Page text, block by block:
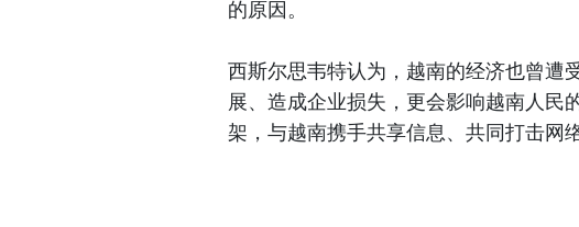
的原因。
西斯尔思韦特认为，越南的经济也曾遭
展、造成企业损失，更会影响越南人民
架，与越南携手共享信息、共同打击网